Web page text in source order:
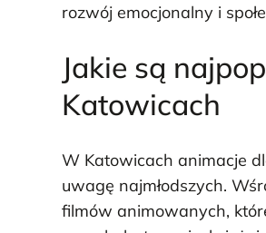
rozwój emocjonalny i
Jakie są
Katowicach
W Katowicach animacje
uwagę najmłodszych.
filmów animowanych,